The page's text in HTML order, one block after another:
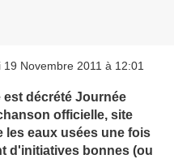
Novembre 2011 à 12:01
est décrété Journée
officielle, site
les eaux usées une fois
d'initiatives bonnes (ou